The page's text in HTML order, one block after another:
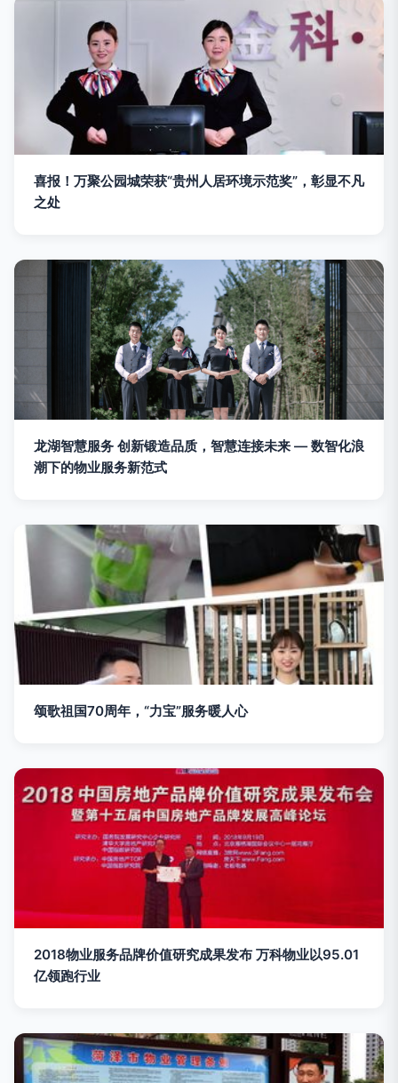
喜报！万聚公园城荣获“贵州人居环境示范奖”，彰显不凡
之处
龙湖智慧服务 创新锻造品质，智慧连接未来 — 数智化浪
潮下的物业服务新范式
颂歌祖国70周年，“力宝”服务暖人心
2018物业服务品牌价值研究成果发布 万科物业以95.01
亿领跑行业